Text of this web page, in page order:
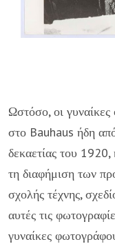
Ωστόσο, οι
στο Bauhaus ήδη από
δεκαετίας του
τη διαφήμιση των
σχολής τέχνης,
αυτές τις
γυναίκες